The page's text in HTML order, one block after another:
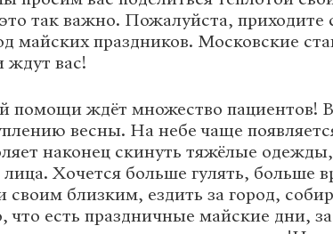
так важно. Пожалуйста, приходите
майских праздников. Московские
ждут вас!
помощи ждёт множество пациентов!
весны. На небе чаще
наконец скинуть тяжёлые
Хочется больше гулять, больше
своим близким, ездить за город,
что есть праздничные майские дни,